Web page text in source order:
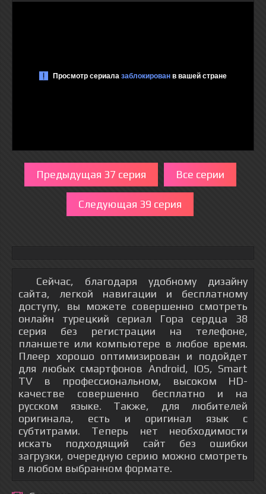
Предыдущая 37 серия Все серии
Следующая 39 серия
Сейчас, благодаря удобному дизайну
сайта, легкой навигации и бесплатному
доступу, вы можете совершенно смотреть
онлайн турецкий сериал Гора сердца 38
серия без регистрации на телефоне,
планшете или компьютере в любое время.
Плеер хорошо оптимизирован и подойдет
для любых смартфонов Android, IOS, Smart
TV в профессиональном, высоком HD-
качестве совершенно бесплатно и на
русском языке. Также, для любителей
оригинала, есть и оригинал язык с
субтитрами. Теперь нет необходимости
искать подходящий сайт без ошибки
загрузки, очередную серию можно смотреть
в любом выбранном формате.